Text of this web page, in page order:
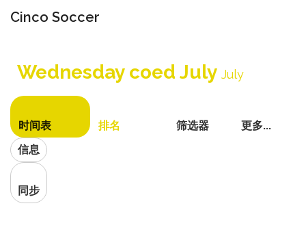
Cinco Soccer
Wednesday coed July July
时间表 排名 筛选器
更多...
信息
同步